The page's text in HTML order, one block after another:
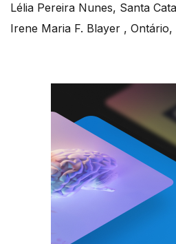
Lélia Pereira Nunes, Santa
Irene Maria F. Blayer , Ontário,